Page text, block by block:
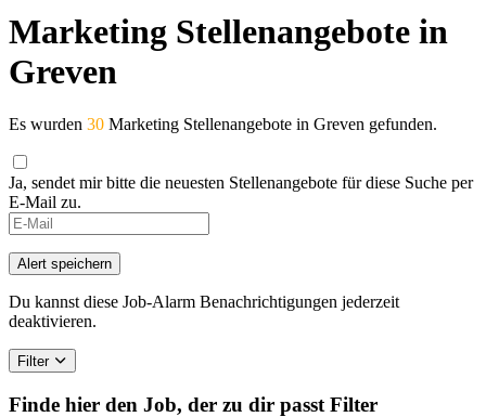
Marketing Stellenangebote in
Greven
Es wurden 30 Marketing Stellenangebote in Greven gefunden.
Ja, sendet mir bitte die neuesten Stellenangebote für diese Suche per
E-Mail zu.
If
you
are
a
human,
ignore
field
Alert speichern
Du kannst diese Job-Alarm Benachrichtigungen jederzeit
deaktivieren.
Filter
Finde hier den Job, der zu dir passt Filter